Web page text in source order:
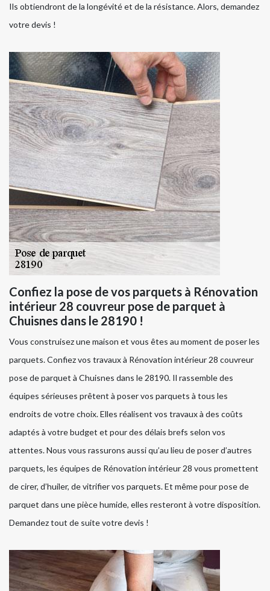
Ils obtiendront de la longévité et de la résistance. Alors, demandez
votre devis !
Confiez la pose de vos parquets à Rénovation
intérieur 28 couvreur pose de parquet à
Chuisnes dans le 28190 !
Vous construisez une maison et vous êtes au moment de poser les
parquets. Confiez vos travaux à Rénovation intérieur 28 couvreur
pose de parquet à Chuisnes dans le 28190. Il rassemble des
équipes sérieuses prêtent à poser vos parquets à tous les
endroits de votre choix. Elles réalisent vos travaux à des coûts
adaptés à votre budget et pour des délais brefs selon vos
attentes. Nous vous rassurons aussi qu’au lieu de poser d’autres
parquets, les équipes de Rénovation intérieur 28 vous promettent
de cirer, d’huiler, de vitrifier vos parquets. Et même pour pose de
parquet dans une pièce humide, elles resteront à votre disposition.
Demandez tout de suite votre devis !